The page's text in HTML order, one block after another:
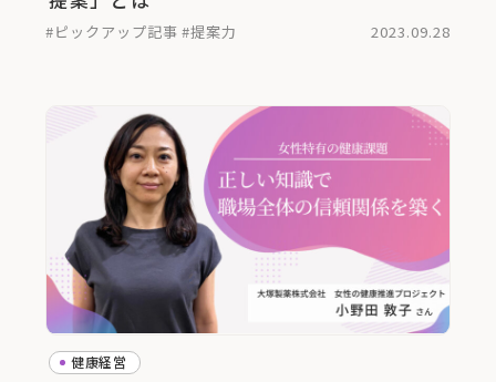
#ピックアップ記事 #提案力 2023.09.28
健康経営